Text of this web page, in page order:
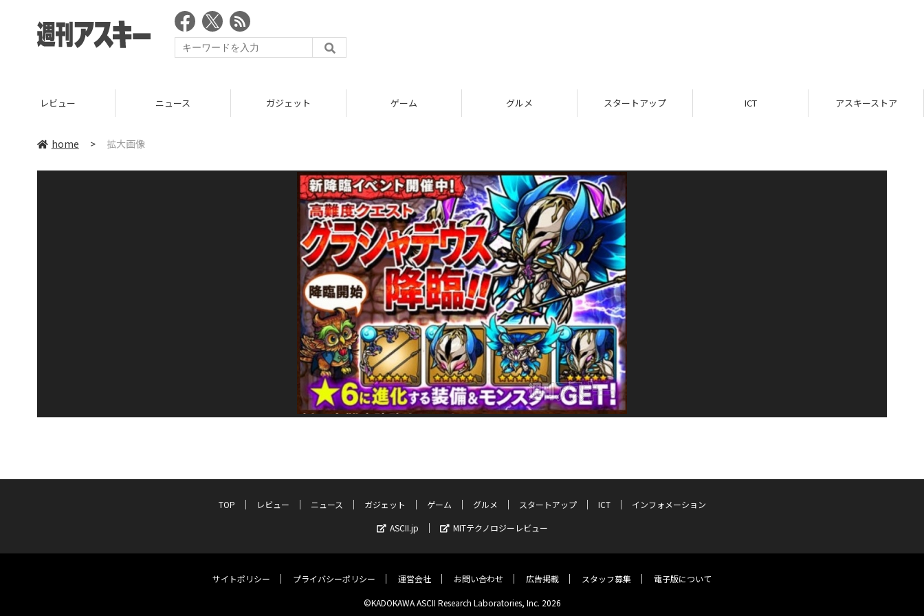
レビュー ニュース ガジェット ゲーム グルメ スタートアップ ICT アスキーストア
home > 拡大画像
TOP レビュー ニュース ガジェット ゲーム グルメ スタートアップ ICT
インフォメーション
ASCII.jp
MITテクノロジーレビュー
サイトポリシー プライバシーポリシー 運営会社 お問い合わせ 広告掲載 スタッフ募集 電子版について
©KADOKAWA ASCII Research Laboratories, Inc. 2026